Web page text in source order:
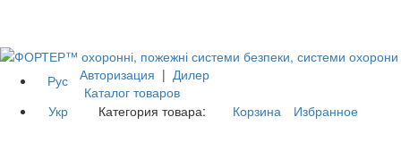
Рус
Укр
Авторизация | Дилер
Каталог товаров
Категория товара:
Корзина Избранное